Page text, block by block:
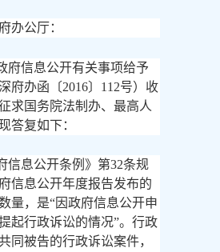
办公厅：
府信息公开有关事项给予
府办函〔2016〕112号）收
求国务院法制办、最高人
答复如下：
信息公开条例》第32条规
信息公开年度报告发布的
量，是“因政府信息公开申
起行政诉讼的情况”。行政
同被告的行政诉讼案件，